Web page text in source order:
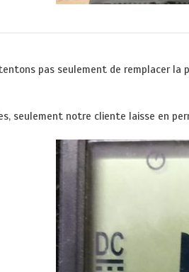
pas seulement de remplacer
seulement notre cliente laisse en